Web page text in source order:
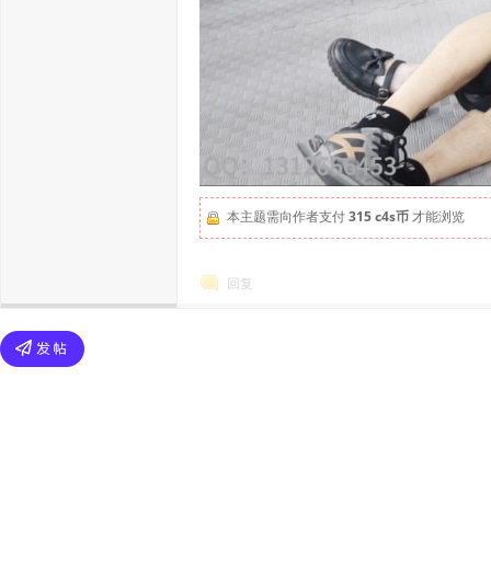
本主题需向作者支付315 c4s币才能浏览
回复